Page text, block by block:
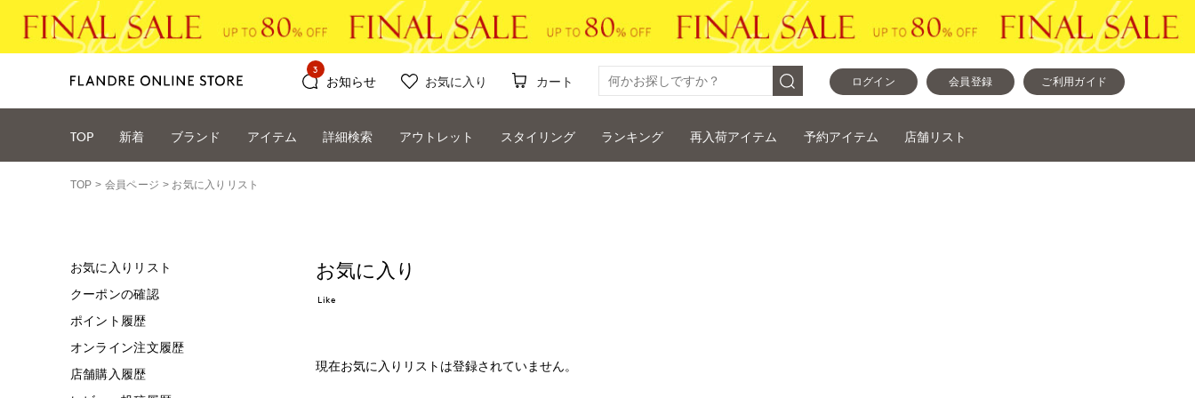
ログイン 会員登録 ご利用ガイド
お知らせ
3
お気に入り カート
TOP 新着 ブランド アイテム 詳細検索 アウトレット スタイリング ランキング 再入荷アイテム 予約アイテム 店舗リスト
TOP 会員ページ お気に入りリスト
お気に入り
Like
現在お気に入りリストは登録されていません。
お気に入りリスト
クーポンの確認
ポイント履歴
オンライン注文履歴
店舗購入履歴